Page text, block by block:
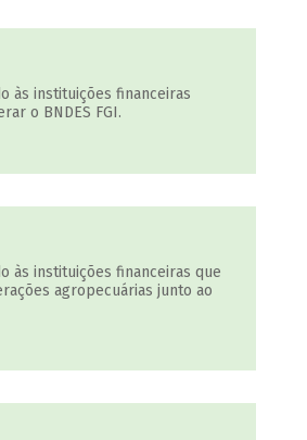
às instituições financeiras
o BNDES FGI.
às instituições financeiras que
agropecuárias junto ao